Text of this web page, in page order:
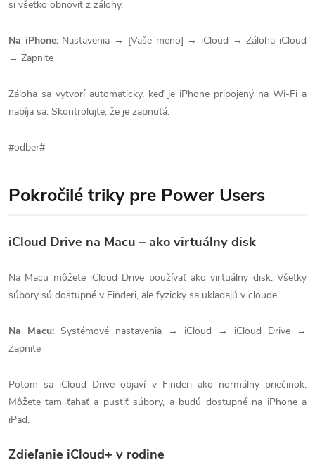
si všetko obnoviť z zálohy.
Na iPhone:Nastavenia → [Vaše meno] → iCloud → Záloha iCloud
→ Zapnite
Záloha sa vytvorí automaticky, keď je iPhone pripojený na Wi-Fi a
nabíja sa. Skontrolujte, že je zapnutá.
#odber#
Pokročilé triky pre Power Users
iCloud Drive na Macu – ako virtuálny disk
Na Macu môžete iCloud Drive používať ako virtuálny disk. Všetky
súbory sú dostupné v Finderi, ale fyzicky sa ukladajú v cloude.
Na Macu: Systémové nastavenia → iCloud → iCloud Drive →
Zapnite
Potom sa iCloud Drive objaví v Finderi ako normálny priečinok.
Môžete tam ťahať a pustiť súbory, a budú dostupné na iPhone a
iPad.
Zdieľanie iCloud+ v rodine